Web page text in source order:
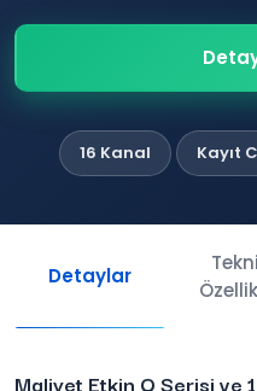
16 Kanal Kayıt
Detaylar
Maliyet Etkin Q Serisi ve